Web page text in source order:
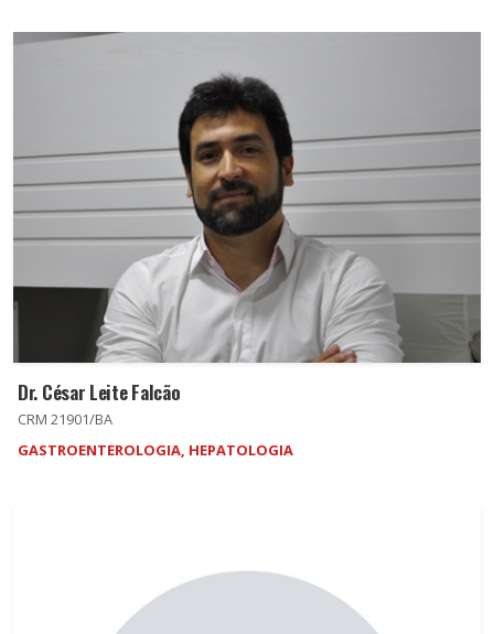
Dr. César Leite Falcão
CRM 21901/BA
GASTROENTEROLOGIA, HEPATOLOGIA